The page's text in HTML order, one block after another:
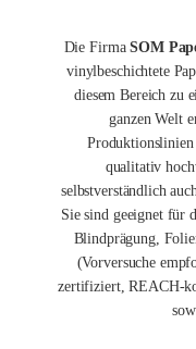
Die FirmaSOM
vinylbeschichtete
diesem Bereich zu
ganzen Welt
qualitativ
selbstverständlich
Sie sind geeignet für
Blindprägung,
(Vorversuche
zertifiziert, REACH-